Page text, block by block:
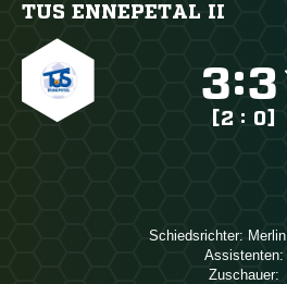
TUS ENNEPETAL II
:
[2 : 0]
Schiedsrichter:
Assistenten:
Zuschauer: